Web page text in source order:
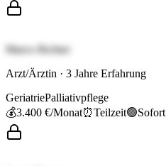
Marco Richter
Arzt/Ärztin · 3 Jahre Erfahrung
GeriatriePalliativpflege
💰3.400 €/Monat⏰Teilzeit🟢Sofort